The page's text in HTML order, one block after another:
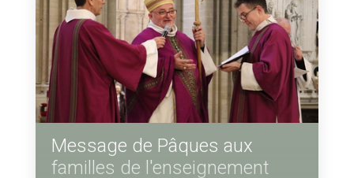
Message de Pâques aux
familles de l'enseignement